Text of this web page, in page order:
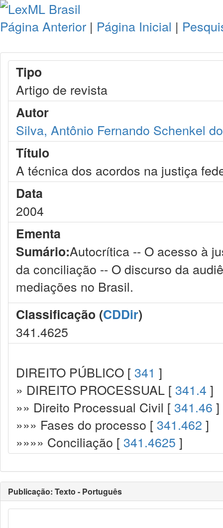
Página Anterior | Página Inicial |
Tipo
Artigo de revista
Autor
Silva, Antônio Fernando Schenkel
Título
A técnica dos acordos na justiça
Data
2004
Ementa
Sumário:Autocrítica -- O acesso à
da conciliação -- O discurso da
mediações no Brasil.
Classificação (CDDir)
341.4625
DIREITO PÚBLICO [ 341 ]
» DIREITO PROCESSUAL [ 341.4 ]
»» Direito Processual Civil [ 341.46 ]
»»» Fases do processo [ 341.462 ]
»»»» Conciliação [ 341.4625 ]
Publicação: Texto - Português